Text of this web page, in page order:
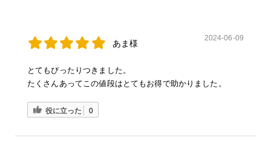
あま様
2024-06-09
とてもぴったりつきました。
たくさんあってこの値段はとてもお得で助かりました。
役に立った 0